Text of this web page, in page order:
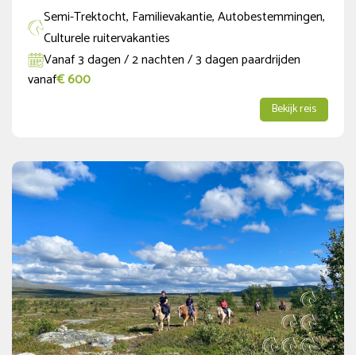
Semi-Trektocht, Familievakantie, Autobestemmingen,
Culturele ruitervakanties
Vanaf 3 dagen / 2 nachten / 3 dagen paardrijden
vanaf€ 600
Bekijk reis